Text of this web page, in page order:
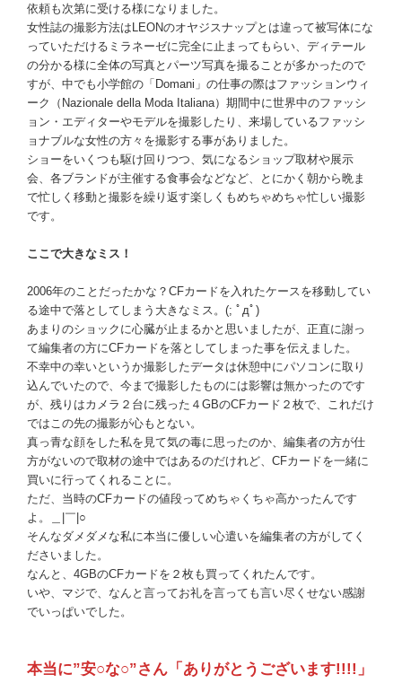
依頼も次第に受ける様になりました。
女性誌の撮影方法はLEONのオヤジスナップとは違って被写体にな
っていただけるミラネーゼに完全に止まってもらい、ディテール
の分かる様に全体の写真とパーツ写真を撮ることが多かったので
すが、中でも小学館の「Domani」の仕事の際はファッションウィ
ーク（Nazionale della Moda Italiana）期間中に世界中のファッシ
ョン・エディターやモデルを撮影したり、来場しているファッシ
ョナブルな女性の方々を撮影する事がありました。
ショーをいくつも駆け回りつつ、気になるショップ取材や展示
会、各ブランドが主催する食事会などなど、とにかく朝から晩ま
で忙しく移動と撮影を繰り返す楽しくもめちゃめちゃ忙しい撮影
です。
ここで大きなミス！
2006年のことだったかな？CFカードを入れたケースを移動してい
る途中で落としてしまう大きなミス。(; ﾟдﾟ)
あまりのショックに心臓が止まるかと思いましたが、正直に謝っ
て編集者の方にCFカードを落としてしまった事を伝えました。
不幸中の幸いというか撮影したデータは休憩中にパソコンに取り
込んでいたので、今まで撮影したものには影響は無かったのです
が、残りはカメラ２台に残った４GBのCFカード２枚で、これだけ
ではこの先の撮影が心もとない。
真っ青な顔をした私を見て気の毒に思ったのか、編集者の方が仕
方がないので取材の途中ではあるのだけれど、CFカードを一緒に
買いに行ってくれることに。
ただ、当時のCFカードの値段ってめちゃくちゃ高かったんです
よ。＿|￣|○
そんなダメダメな私に本当に優しい心遣いを編集者の方がしてく
ださいました。
なんと、4GBのCFカードを２枚も買ってくれたんです。
いや、マジで、なんと言ってお礼を言っても言い尽くせない感謝
でいっぱいでした。
本当に”安○な○”さん「ありがとうございます!!!!」